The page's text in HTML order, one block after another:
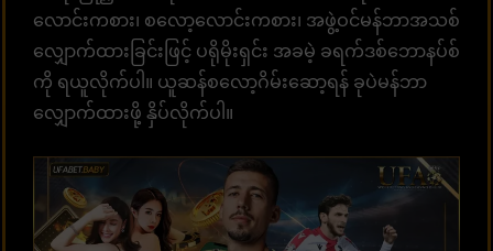
လောင်းကစား၊ စလော့လောင်းကစား၊ အဖွဲ့ဝင်မန်ဘာအသစ်
လျှောက်ထားခြင်းဖြင့် ပရိုမိုးရှင်း အခမဲ့ ခရက်ဒစ်ဘောနပ်စ်
ကို ရယူလိုက်ပါ။ ယူဆန်စလော့ဂိမ်းဆော့ရန် ခုပဲမန်ဘာ
လျှောက်ထားဖို့ နှိပ်လိုက်ပါ။